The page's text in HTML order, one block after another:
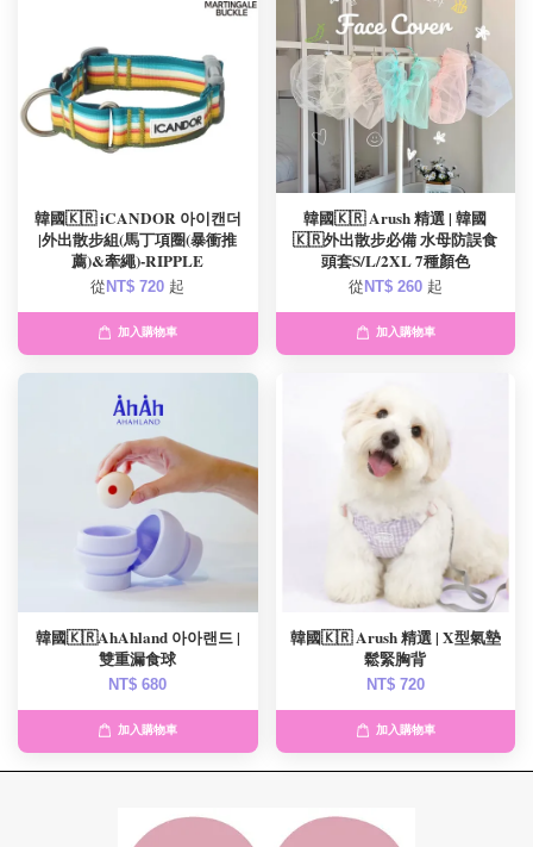
韓國🇰🇷 iCANDOR 아이캔더
|外出散步組(馬丁項圈(暴衝推
薦)&牽繩)-RIPPLE
從 NT$ 720 起
加入購物車
韓國🇰🇷 Arush 精選 | 韓國
🇰🇷外出散步必備 水母防誤食
頭套S/L/2XL 7種顏色
從 NT$ 260 起
加入購物車
韓國🇰🇷AhAhland 아아랜드 |
雙重漏食球
NT$ 680
加入購物車
韓國🇰🇷 Arush 精選 | X型氣墊
鬆緊胸背
NT$ 720
加入購物車